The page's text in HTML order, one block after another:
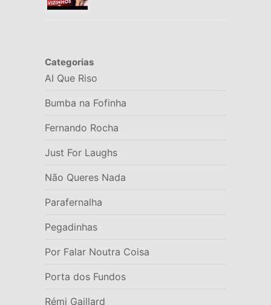
Categorias
AI Que Riso
Bumba na Fofinha
Fernando Rocha
Just For Laughs
Não Queres Nada
Parafernalha
Pegadinhas
Por Falar Noutra Coisa
Porta dos Fundos
Rémi Gaillard